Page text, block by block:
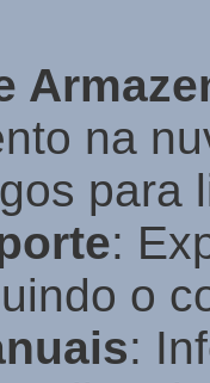
na
para
:
o
: